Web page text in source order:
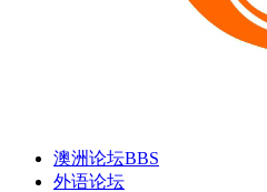
澳洲论坛BBS
外语论坛